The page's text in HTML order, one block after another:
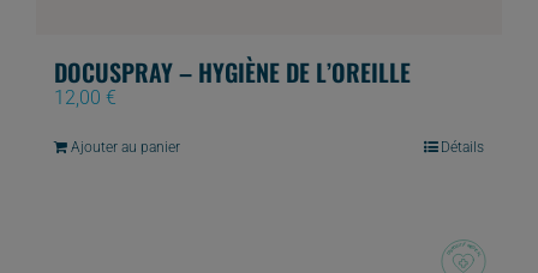
DOCUSPRAY – HYGIÈNE DE L’OREILLE
12,00 €
Ajouter au panier Détails